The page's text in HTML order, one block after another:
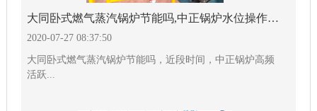
大同卧式燃气蒸汽锅炉节能吗,中正锅炉水位操作详解
2020-07-27 08:37:50
大同卧式燃气蒸汽锅炉节能吗，近段时间，中正锅炉高频
活跃...